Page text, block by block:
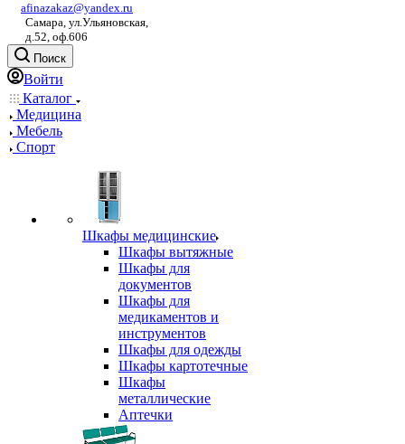
afinazakaz@yandex.ru
Самара, ул.Ульяновская,
д.52, оф.606
Поиск
Войти
Каталог
Медицина
Мебель
Спорт
Шкафы медицинские
Шкафы вытяжные
Шкафы для
документов
Шкафы для
медикаментов и
инструментов
Шкафы для одежды
Шкафы картотечные
Шкафы
металлические
Аптечки